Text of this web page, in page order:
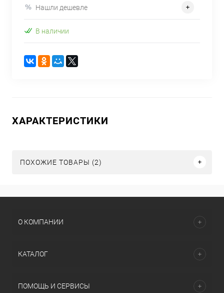
Нашли дешевле
В наличии
ХАРАКТЕРИСТИКИ
ПОХОЖИЕ ТОВАРЫ (2)
О КОМПАНИИ
КАТАЛОГ
ПОМОЩЬ И СЕРВИСЫ